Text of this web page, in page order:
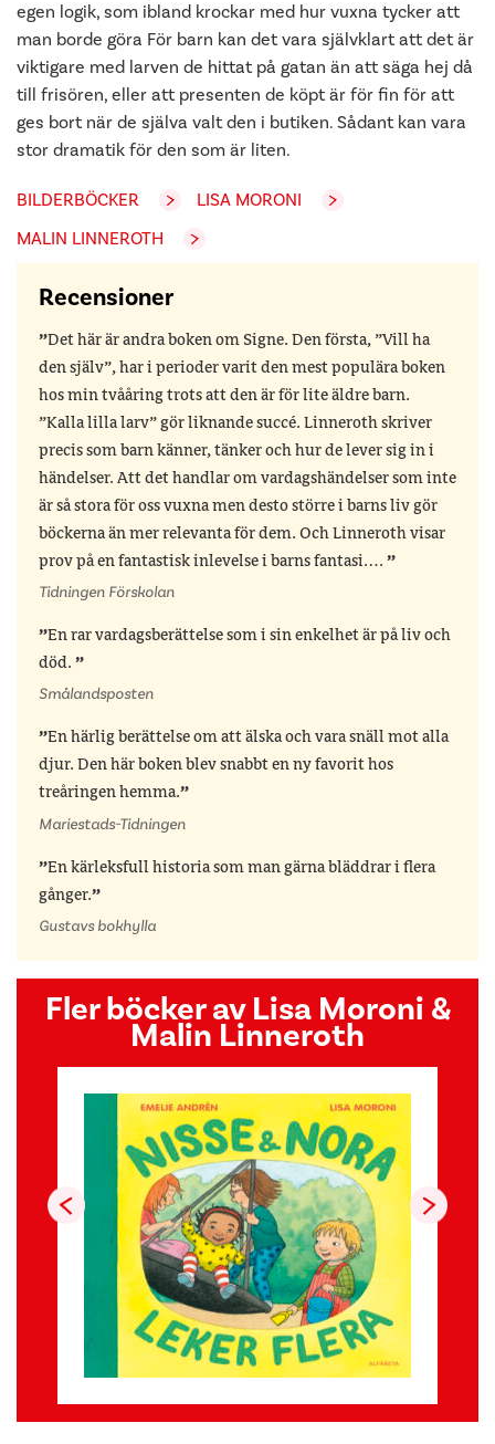
egen logik, som ibland krockar med hur vuxna tycker att
man borde göra För barn kan det vara självklart att det är
viktigare med larven de hittat på gatan än att säga hej då
till frisören, eller att presenten de köpt är för fin för att
ges bort när de själva valt den i butiken. Sådant kan vara
stor dramatik för den som är liten.
BILDERBÖCKER
LISA MORONI
MALIN LINNEROTH
Recensioner
Det här är andra boken om Signe. Den första, ”Vill ha
den själv”, har i perioder varit den mest populära boken
hos min tvååring trots att den är för lite äldre barn.
”Kalla lilla larv” gör liknande succé. Linneroth skriver
precis som barn känner, tänker och hur de lever sig in i
händelser. Att det handlar om vardagshändelser som inte
är så stora för oss vuxna men desto större i barns liv gör
böckerna än mer relevanta för dem. Och Linneroth visar
prov på en fantastisk inlevelse i barns fantasi….
Tidningen Förskolan
En rar vardagsberättelse som i sin enkelhet är på liv och
död.
Smålandsposten
En härlig berättelse om att älska och vara snäll mot alla
djur. Den här boken blev snabbt en ny favorit hos
treåringen hemma.
Mariestads-Tidningen
En kärleksfull historia som man gärna bläddrar i flera
gånger.
Gustavs bokhylla
Fler böcker av Lisa Moroni &
Malin Linneroth